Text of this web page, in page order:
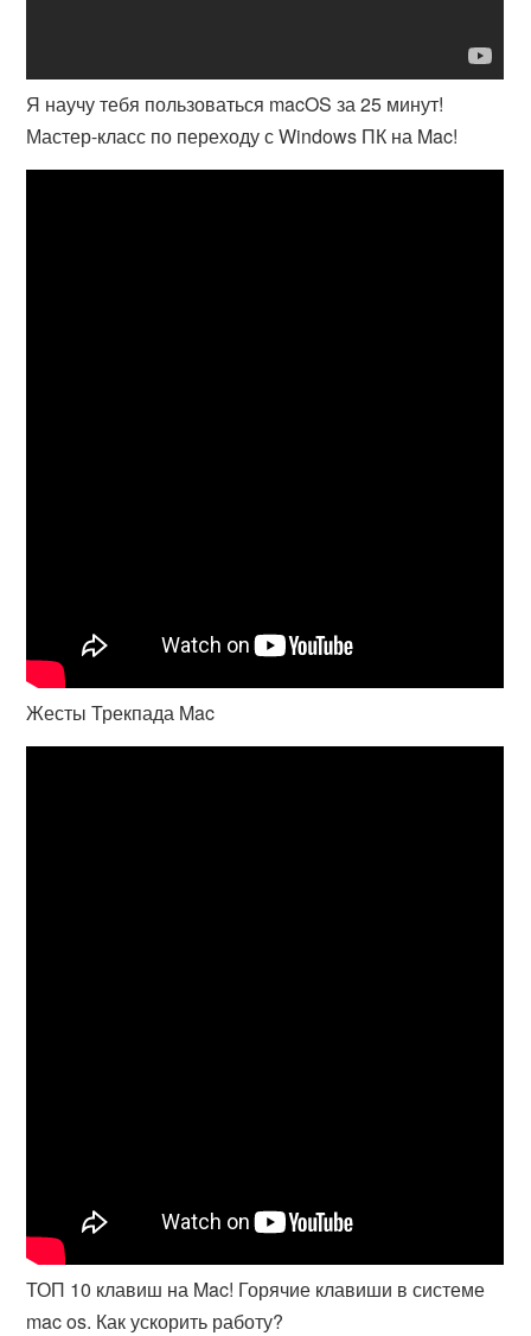
Я научу тебя пользоваться macOS за 25 минут!
Мастер-класс по переходу с Windows ПК на Mac!
Жесты Трекпада Mac
ТОП 10 клавиш на Mac! Горячие клавиши в системе
mac os. Как ускорить работу?